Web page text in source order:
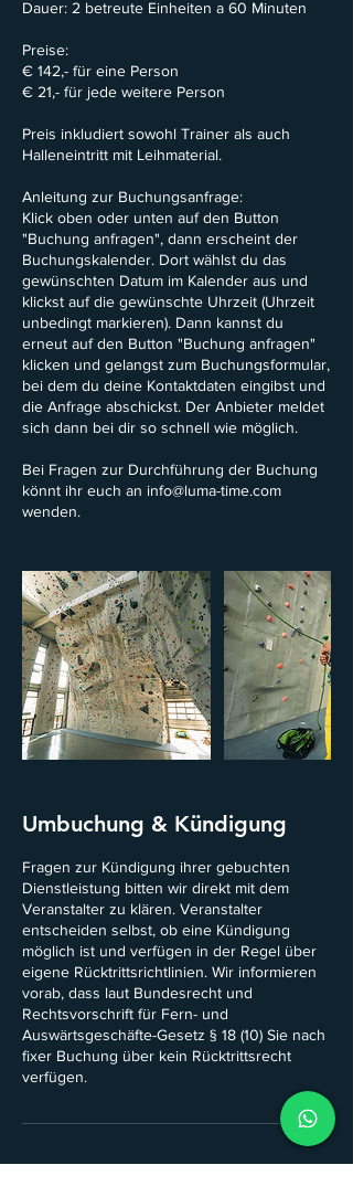
Dauer: 2 betreute Einheiten a 60 Minuten
Preise:
€ 142,- für eine Person
€ 21,- für jede weitere Person
Preis inkludiert sowohl Trainer als auch
Halleneintritt mit Leihmaterial.
Anleitung zur Buchungsanfrage:
Klick oben oder unten auf den Button
"Buchung anfragen", dann erscheint der
Buchungskalender. Dort wählst du das
gewünschten Datum im Kalender aus und
klickst auf die gewünschte Uhrzeit (Uhrzeit
unbedingt markieren). Dann kannst du
erneut auf den Button "Buchung anfragen"
klicken und gelangst zum Buchungsformular,
bei dem du deine Kontaktdaten eingibst und
die Anfrage abschickst. Der Anbieter meldet
sich dann bei dir so schnell wie möglich.
Bei Fragen zur Durchführung der Buchung
könnt ihr euch an info@luma-time.com
wenden.
Umbuchung & Kündigung
Fragen zur Kündigung ihrer gebuchten
Dienstleistung bitten wir direkt mit dem
Veranstalter zu klären. Veranstalter
entscheiden selbst, ob eine Kündigung
möglich ist und verfügen in der Regel über
eigene Rücktrittsrichtlinien. Wir informieren
vorab, dass laut Bundesrecht und
Rechtsvorschrift für Fern- und
Auswärtsgeschäfte-Gesetz § 18 (10) Sie nach
fixer Buchung über kein Rücktrittsrecht
verfügen.